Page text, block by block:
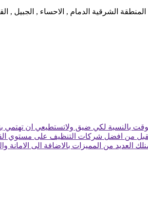
الشرقية الدمام , الاحساء , الجبيل ,
بالنسبة لكي ضيق ولاتستطيعي ان تهتمي
من افضل شركات التنظيف على مستوي